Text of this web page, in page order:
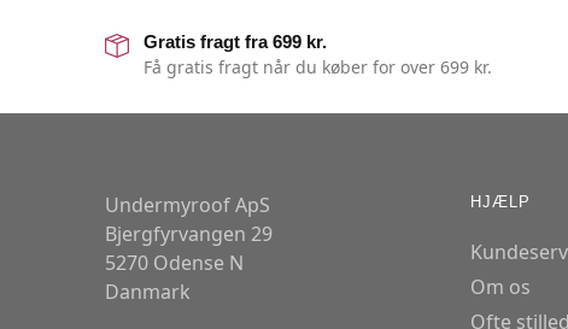
Gratis fragt fra 699 kr.
Få gratis fragt når du køber for over 699 kr.
Undermyroof ApS
Bjergfyrvangen 29
5270 Odense N
Danmark
HJÆLP
Om os
Ofte